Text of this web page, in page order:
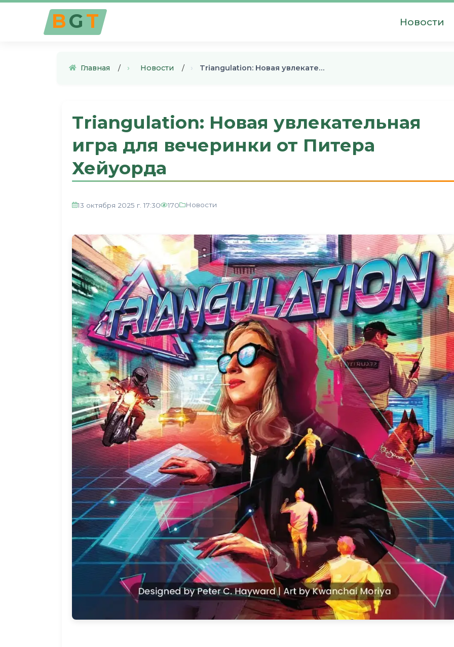
BGT Новости
Главная › Новости › Triangulation: Новая увлекате…
Triangulation: Новая увлекательная
игра для вечеринки от Питера
Хейуорда
13 октября 2025 г. 17:30 170 Новости